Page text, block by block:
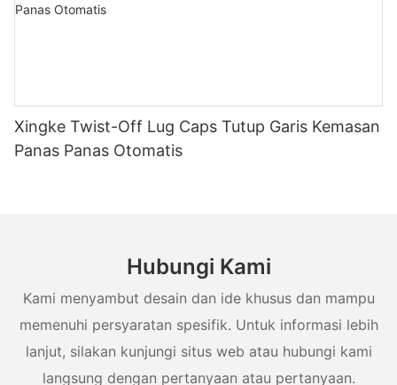
Xingke Twist-Off Lug Caps Tutup Garis Kemasan
Panas Panas Otomatis
Hubungi Kami
Kami menyambut desain dan ide khusus dan mampu
memenuhi persyaratan spesifik. Untuk informasi lebih
lanjut, silakan kunjungi situs web atau hubungi kami
langsung dengan pertanyaan atau pertanyaan.